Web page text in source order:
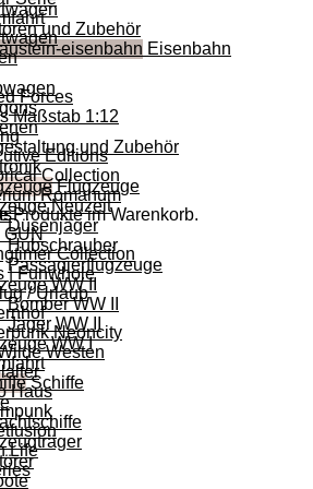
und Zubehör
Eisenbahn
und Zubehör
Flugzeuge
Neuzeit
Düsenjäger
Hubschrauber
Passagierflugzeuge
WW II
Bomber WW II
Jäger WW II
WW I
Schiffe
Forces
Maßstab 1:12
Editions
Collection
Romanum
GUN
Collection
| Funwhole
/ Urlaub
Neoncity
Westen
Haus
Life
Produkte im Warenkorb.